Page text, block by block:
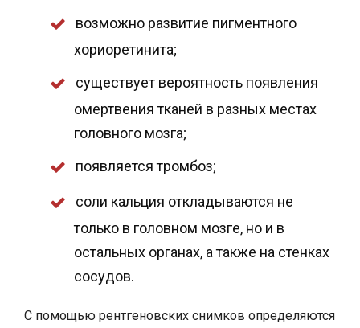
возможно развитие пигментного
хориоретинита;
существует вероятность появления
омертвения тканей в разных местах
головного мозга;
появляется тромбоз;
соли кальция откладываются не
только в головном мозге, но и в
остальных органах, а также на стенках
сосудов.
С помощью рентгеновских снимков определяются